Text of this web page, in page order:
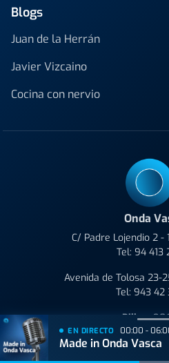
Blogs
Juan de la Herrán
Javier Vizcaino
Cocina con nervio
Onda
C/ Padre Lojendio 2 -
Tel: 94 413
Avenida de Tolosa 23-
Tel: 943 42
Bilbao
Donostia
Gasteiz
EN DIRECTO 00:00 -
Made in Onda Vasca